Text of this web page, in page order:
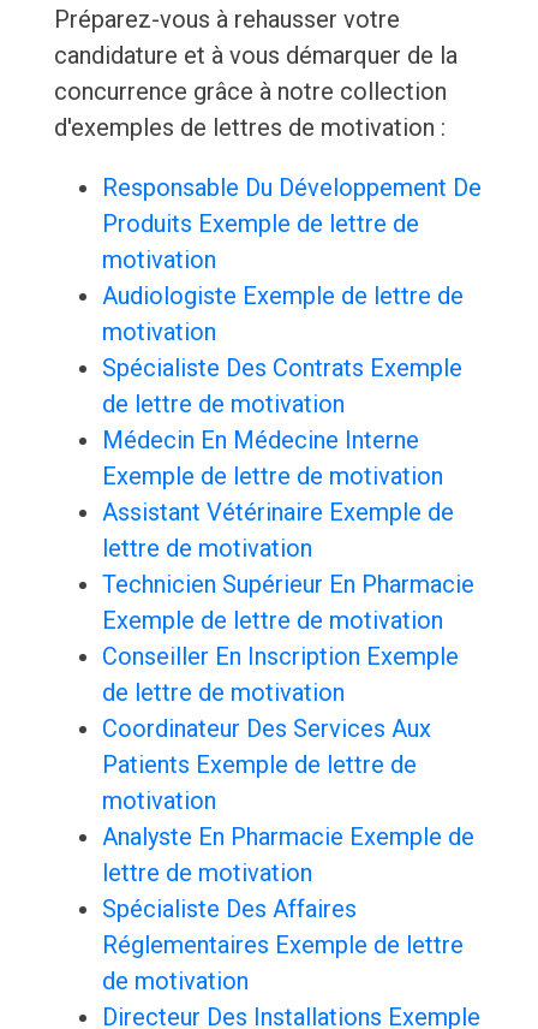
Préparez-vous à rehausser votre
candidature et à vous démarquer de la
concurrence grâce à notre collection
d'exemples de lettres de motivation :
Responsable Du Développement De
Produits Exemple de lettre de
motivation
Audiologiste Exemple de lettre de
motivation
Spécialiste Des Contrats Exemple
de lettre de motivation
Médecin En Médecine Interne
Exemple de lettre de motivation
Assistant Vétérinaire Exemple de
lettre de motivation
Technicien Supérieur En Pharmacie
Exemple de lettre de motivation
Conseiller En Inscription Exemple
de lettre de motivation
Coordinateur Des Services Aux
Patients Exemple de lettre de
motivation
Analyste En Pharmacie Exemple de
lettre de motivation
Spécialiste Des Affaires
Réglementaires Exemple de lettre
de motivation
Directeur Des Installations Exemple